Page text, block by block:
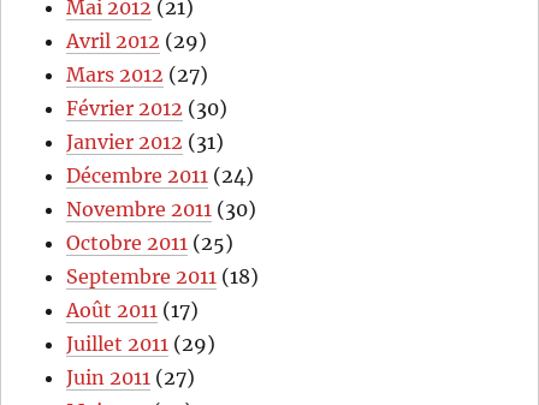
Mai 2012 (21)
Avril 2012 (29)
Mars 2012 (27)
Février 2012 (30)
Janvier 2012 (31)
Décembre 2011 (24)
Novembre 2011 (30)
Octobre 2011 (25)
Septembre 2011 (18)
Août 2011 (17)
Juillet 2011 (29)
Juin 2011 (27)